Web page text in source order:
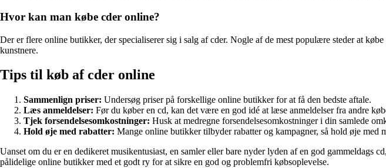
Hvor kan man købe cder online?
Der er flere online butikker, der specialiserer sig i salg af cder. Nogle af de mest populære steder at
kunstnere.
Tips til køb af cder online
Sammenlign priser: Undersøg priser på forskellige online butikker for at få den bedste aftale.
Læs anmeldelser: Før du køber en cd, kan det være en god idé at læse anmeldelser fra andre
Tjek forsendelsesomkostninger: Husk at medregne forsendelsesomkostninger i din samlede
Hold øje med rabatter: Mange online butikker tilbyder rabatter og kampagner, så hold øje med
Uanset om du er en dedikeret musikentusiast, en samler eller bare nyder lyden af en god
pålidelige online butikker med et godt ry for at sikre en god og problemfri købsoplevelse.